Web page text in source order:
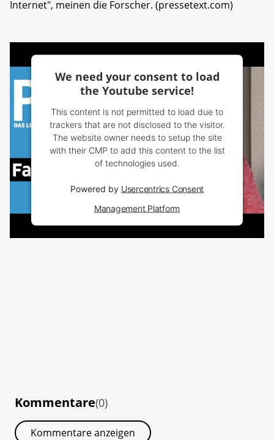
Internet", meinen die Forscher. (pressetext.com)
We need your consent to load
the Youtube service!
This content is not permitted to load due to
trackers that are not disclosed to the visitor.
The website owner needs to setup the site
with their CMP to add this content to the list
of technologies used.
Powered by Usercentrics Consent
Management Platform
Kommentare(0)
Kommentare anzeigen